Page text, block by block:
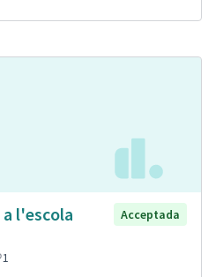
l'escola
Acceptada
1